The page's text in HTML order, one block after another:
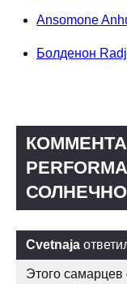
Ansomone
Болденон
Cvetnaja
Этого самарцев